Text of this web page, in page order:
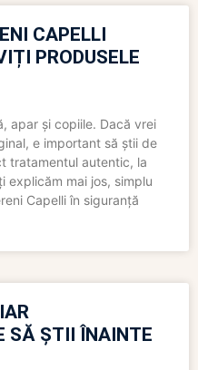
CAPELLI
PRODUSELE
apar și copiile. Dacă vrei
e important să știi de
tratamentul autentic, la
explicăm mai jos, simplu
Capelli în siguranță
SĂ ȘTII ÎNAINTE